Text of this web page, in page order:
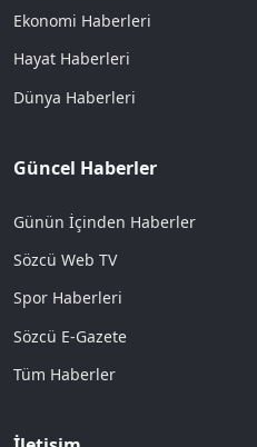
Ekonomi Haberleri
Hayat Haberleri
Dünya Haberleri
Güncel Haberler
Günün İçinden Haberler
Sözcü Web TV
Spor Haberleri
Sözcü E-Gazete
Tüm Haberler